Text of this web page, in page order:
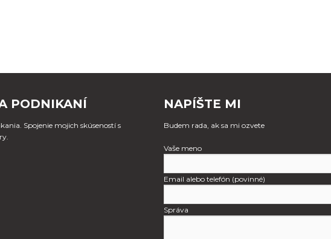
PODNIKANÍ
Spojenie mojich skúseností s
NAPÍŠTE MI
Budem rada, ak sa mi ozvete
Vaše meno
Email alebo telefón (povinné)
Správa